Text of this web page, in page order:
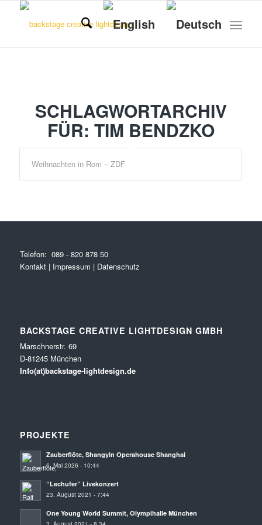
SCHLAGWORTARCHIV
FÜR: TIM BENDZKO
Weihnachten in Rom – ZDF
Telefon: 089 - 820 878 50
Kontakt| Impressum | Datenschutz
BACKSTAGE CREATIVE LIGHTDESIGN GMBH
Marschnerstr. 69
D-81245 München
Info(at)backstage-lightdesign.de
PROJEKTE
Zauberflöte, Shangyin Operahouse Shanghai
6. Mai 2026 - 10:44
“Lechufer” Livekonzert
23. August 2021 - 7:44
One Young World Summit, Olympihalle München